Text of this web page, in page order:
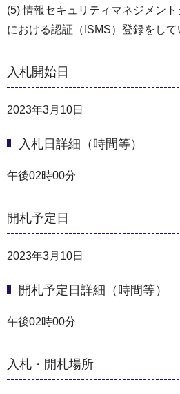
(5) 情報セキュリティマネジメン
における認証（ISMS）登録をして
入札開始日
2023年3月10日
入札日詳細（時間等）
午後02時00分
開札予定日
2023年3月10日
開札予定日詳細（時間等）
午後02時00分
入札・開札場所